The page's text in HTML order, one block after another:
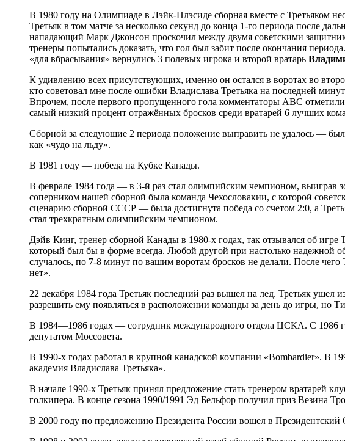
В 1980 году на Олимпиаде в Лэйк-Плэсиде сборная вместе с Третьяком
Третьяк в том матче за несколько секунд до конца 1-го периода после
нападающий Марк Джонсон проскочил между двумя советскими
тренеры попытались доказать, что гол был забит после окончания
«для вбрасывания» вернулись 3 полевых игрока и второй вратарь
К удивлению всех присутствующих, именно он остался в воротах во
кто советовал мне после ошибки Владислава Третьяка на последней
Впрочем, после первого пропущенного гола комментаторы ABC
самый низкий процент отражённых бросков среди вратарей 6 лучших
Сборной за следующие 2 периода положение выправить не удалось —
как «чудо на льду».
В 1981 году — победа на Кубке Канады.
В феврале 1984 года — в 3-й раз стал олимпийским чемпионом, выиграв
соперником нашей сборной была команда Чехословакии, с которой
сценарию сборной СССР — была достигнута победа со счетом 2:0, а
стал трехкратным олимпийским чемпионом.
Дэйв Кинг, тренер сборной Канады в 1980-х годах, так отзывался об
который был бы в форме всегда. Любой другой при настолько надежной
случалось, по 7-8 минут по вашим воротам бросков не делали. После
нет».
22 декабря 1984 года Третьяк последний раз вышел на лед. Третьяк ушел
разрешить ему появляться в расположении команды за день до игры, но
В 1984—1986 годах — сотрудник международного отдела ЦСКА. С 1986
депутатом Моссовета.
В 1990-х годах работал в крупной канадской компании «Bombardier».
академия Владислава Третьяка».
В начале 1990-х Третьяк принял предложение стать тренером вратарей
голкипера. В конце сезона 1990/1991 Эд Бельфор получил приз Везина
В 2000 году по предложению Президента России вошел в Президентский